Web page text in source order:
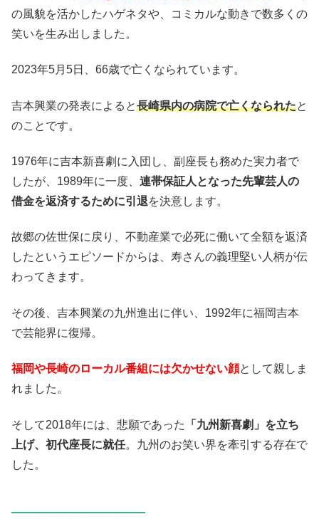
の風貌を活かしたハゲネタや、コミカルな動きで数多くの
笑いを生み出しました。
2023年5月5日、66歳で亡くなられています。
吉本興業の発表によると長崎県内の病院で亡くなられたと
のことです。
1976年に吉本新喜劇に入団し、副座長も務めた実力者で
したが、1989年に一度、 連帯保証人となった先輩芸人の
借金を返済するために引退を決意します。
故郷の佐世保に戻り、不動産業で必死に働いて全額を返済
したというエピソードからは、寿さんの義理堅い人柄が伝
わってきます。
その後、吉本興業の九州進出に伴い、1992年に福岡吉本
で芸能界に復帰。
福岡や長崎のローカル番組には欠かせない顔として親しま
れました。
そして2018年には、悲願であった
「九州新喜劇」を立ち
上げ、初代座長に就任。九州のお笑い界を牽引する存在で
した。